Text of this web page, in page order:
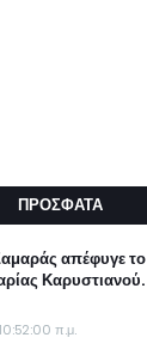
ΠΡΟΣΦΑΤΑ
απέφυγε το
Καρυστιανού.
π.μ.